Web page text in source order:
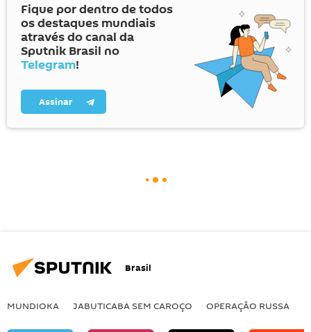
Fique por dentro de todos
os destaques mundiais
através do canal da
Sputnik Brasil no
Telegram!
Assinar
Brasil
MUNDIOKA JABUTICABA SEM CAROÇO OPERAÇÃO RUSSA